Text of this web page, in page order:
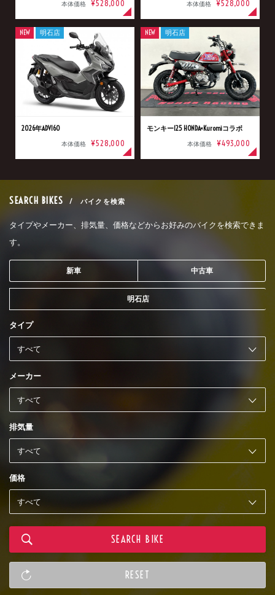
本体価格 ¥528,000 本体価格 ¥528,000
2026年ADV160
本体価格 ¥528,000
NEW 明石店
モンキー125 HONDA×Kuromiコラボ
本体価格 ¥493,000
NEW 明石店
SEARCH BIKES / バイクを検索
タイプやメーカー、排気量、価格などからお好みのバイクを検索できま
す。
新車 中古車
明石店
タイプ
メーカー
排気量
価格